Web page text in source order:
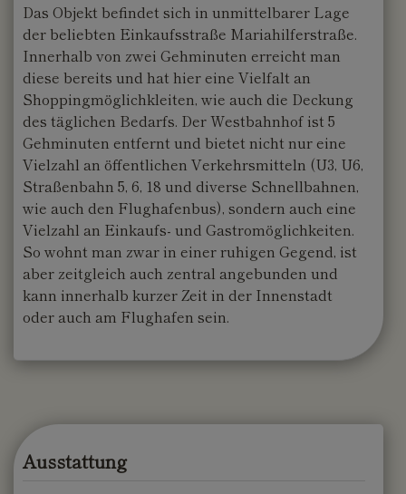
Das Objekt befindet sich in unmittelbarer Lage
der beliebten Einkaufsstraße Mariahilferstraße.
Innerhalb von zwei Gehminuten erreicht man
diese bereits und hat hier eine Vielfalt an
Shoppingmöglichkleiten, wie auch die Deckung
des täglichen Bedarfs. Der Westbahnhof ist 5
Gehminuten entfernt und bietet nicht nur eine
Vielzahl an öffentlichen Verkehrsmitteln (U3, U6,
Straßenbahn 5, 6, 18 und diverse Schnellbahnen,
wie auch den Flughafenbus), sondern auch eine
Vielzahl an Einkaufs- und Gastromöglichkeiten.
So wohnt man zwar in einer ruhigen Gegend, ist
aber zeitgleich auch zentral angebunden und
kann innerhalb kurzer Zeit in der Innenstadt
oder auch am Flughafen sein.
Ausstattung